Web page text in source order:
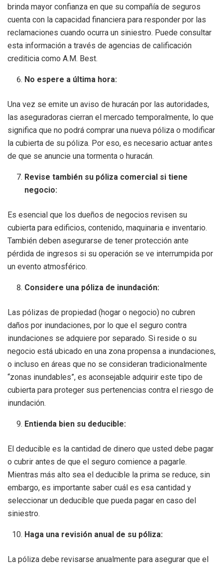
brinda mayor confianza en que su compañía de seguros
cuenta con la capacidad financiera para responder por las
reclamaciones cuando ocurra un siniestro. Puede consultar
esta información a través de agencias de calificación
crediticia como A.M. Best.
No espere a última hora:
Una vez se emite un aviso de huracán por las autoridades,
las aseguradoras cierran el mercado temporalmente, lo que
significa que no podrá comprar una nueva póliza o modificar
la cubierta de su póliza. Por eso, es necesario actuar antes
de que se anuncie una tormenta o huracán.
Revise también su póliza comercial si tiene
negocio:
Es esencial que los dueños de negocios revisen su
cubierta para edificios, contenido, maquinaria e inventario.
También deben asegurarse de tener protección ante
pérdida de ingresos si su operación se ve interrumpida por
un evento atmosférico.
Considere una póliza de inundación:
Las pólizas de propiedad (hogar o negocio) no cubren
daños por inundaciones, por lo que el seguro contra
inundaciones se adquiere por separado. Si reside o su
negocio está ubicado en una zona propensa a inundaciones,
o incluso en áreas que no se consideran tradicionalmente
“zonas inundables”, es aconsejable adquirir este tipo de
cubierta para proteger sus pertenencias contra el riesgo de
inundación.
Entienda bien su deducible:
El deducible es la cantidad de dinero que usted debe pagar
o cubrir antes de que el seguro comience a pagarle.
Mientras más alto sea el deducible la prima se reduce, sin
embargo, es importante saber cuál es esa cantidad y
seleccionar un deducible que pueda pagar en caso del
siniestro.
Haga una revisión anual de su póliza:
La póliza debe revisarse anualmente para asegurar que el